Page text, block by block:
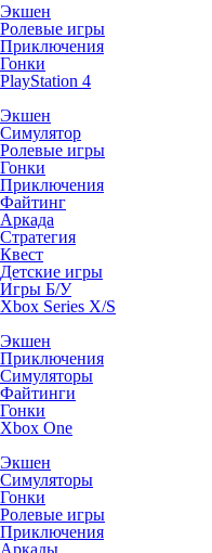
Экшен
Ролевые игры
Приключения
Гонки
PlayStation 4
Экшен
Симулятор
Ролевые игры
Гонки
Приключения
Файтинг
Аркада
Стратегия
Квест
Детские игры
Игры Б/У
Xbox Series X/S
Экшен
Приключения
Симуляторы
Файтинги
Гонки
Xbox One
Экшен
Симуляторы
Гонки
Ролевые игры
Приключения
Аркады